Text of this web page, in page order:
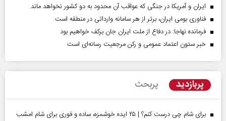
ایران و آمریکا در جنگی که عواقب آن محدود به دو کشور نخواهد ماند
فناوری بومی ایران، برتر از هر سامانه وارداتی در منطقه است
فرمانده نهاجا: در دفاع از ملت ایران جان برکف خواهیم بود
خبر ستون اعتماد عمومی و رکن مرجعیت رسانه‌ای است
پربازدید پربحث
برای شام چی درست کنم؟ | ۲۵ ایده خوشمزه، ساده و فوری برای شام امشب